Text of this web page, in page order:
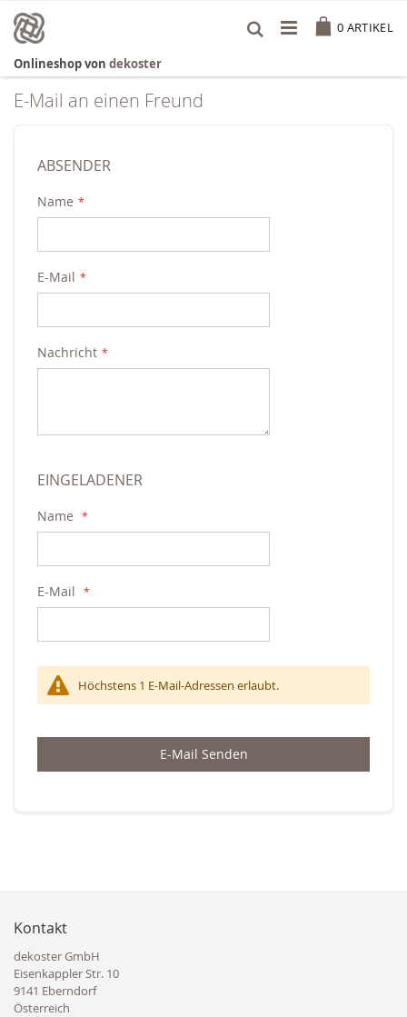
Inhalt
springen
0 ARTIKEL
Onlineshop von dekoster
E-Mail an einen Freund
ABSENDER
Name
E-Mail
Nachricht
EINGELADENER
Name
E-Mail
Höchstens 1 E-Mail-Adressen erlaubt.
E-Mail Senden
Kontakt
dekoster GmbH
Eisenkappler Str. 10
9141 Eberndorf
Österreich